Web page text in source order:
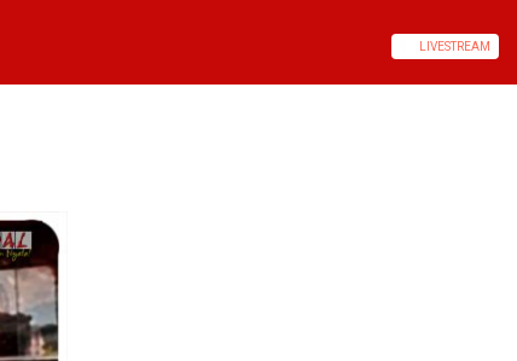
LIVESTREAM